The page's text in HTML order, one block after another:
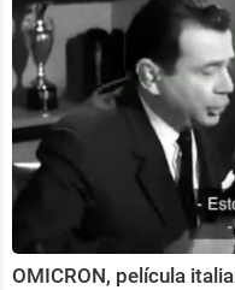
OMICRON, película